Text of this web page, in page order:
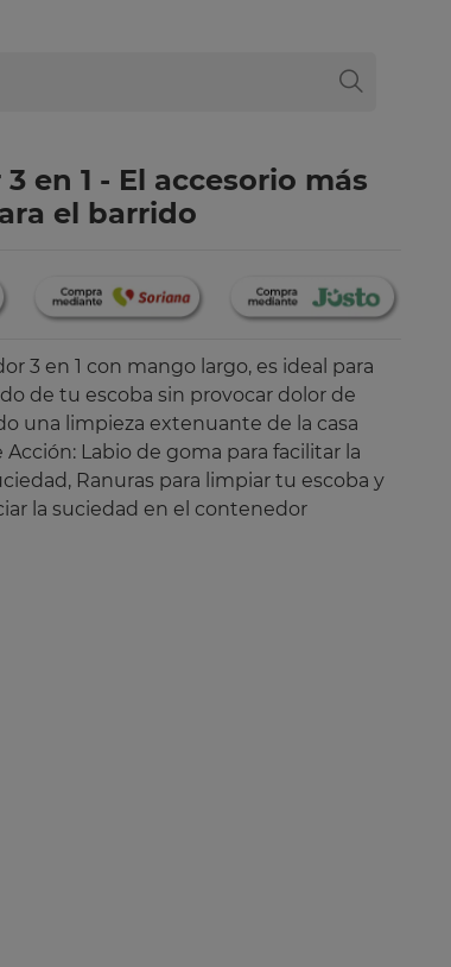
en 1 - El accesorio más
el barrido
3 en 1 con mango largo, es ideal para
de tu escoba sin provocar dolor de
una limpieza extenuante de la casa
Acción: Labio de goma para facilitar la
Ranuras para limpiar tu escoba y
la suciedad en el contenedor